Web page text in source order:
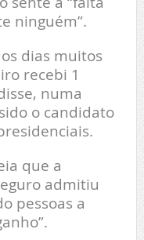
ninguém”.
dias muitos
recebi 1
numa
o candidato
que a
admitiu
pessoas a